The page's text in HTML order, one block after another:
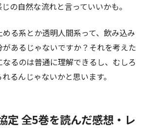
の自然な流れと言っていいかも。
る系とか透明人間系って、飲み込み
あるじゃないですか？それを考えた
るのは普通に理解できるし、むしろ
るんじゃないかと思います。
全5巻を読んだ感想・レ